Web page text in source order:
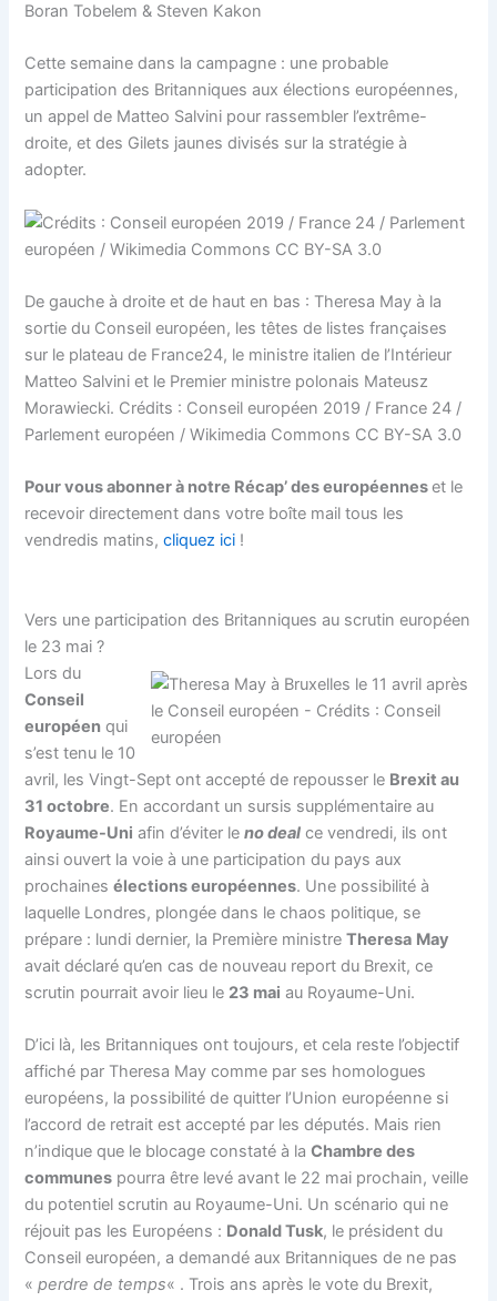
Boran Tobelem & Steven Kakon
Cette semaine dans la campagne : une probable
participation des Britanniques aux élections européennes,
un appel de Matteo Salvini pour rassembler l’extrême-
droite, et des Gilets jaunes divisés sur la stratégie à
adopter.
De gauche à droite et de haut en bas : Theresa May à la
sortie du Conseil européen, les têtes de listes françaises
sur le plateau de France24, le ministre italien de l’Intérieur
Matteo Salvini et le Premier ministre polonais Mateusz
Morawiecki. Crédits : Conseil européen 2019 / France 24 /
Parlement européen / Wikimedia Commons CC BY-SA 3.0
Pour vous abonner à notre Récap’ des européenneset le
recevoir directement dans votre boîte mail tous les
vendredis matins,cliquez ici !
Vers une participation des Britanniques au scrutin européen
le 23 mai ?
Lors du
Conseil
européen qui
s’est tenu le 10
avril, les Vingt-Sept ont accepté de repousser le Brexit au
31 octobre. En accordant un sursis supplémentaire au
Royaume-Uni afin d’éviter leno deal ce vendredi, ils ont
ainsi ouvert la voie à une participation du pays aux
prochainesélections européennes. Une possibilité à
laquelle Londres, plongée dans le chaos politique, se
prépare : lundi dernier, la Première ministreTheresa May
avait déclaré qu’en cas de nouveau report du Brexit, ce
scrutin pourrait avoir lieu le 23 mai au Royaume-Uni.
D’ici là, les Britanniques ont toujours, et cela reste l’objectif
affiché par Theresa May comme par ses homologues
européens, la possibilité de quitter l’Union européenne si
l’accord de retrait est accepté par les députés. Mais rien
n’indique que le blocage constaté à laChambre des
communes pourra être levé avant le 22 mai prochain, veille
du potentiel scrutin au Royaume-Uni. Un scénario qui ne
réjouit pas les Européens : Donald Tusk, le président du
Conseil européen, a demandé aux Britanniques de ne pas
«perdre de temps« . Trois ans après le vote du Brexit,